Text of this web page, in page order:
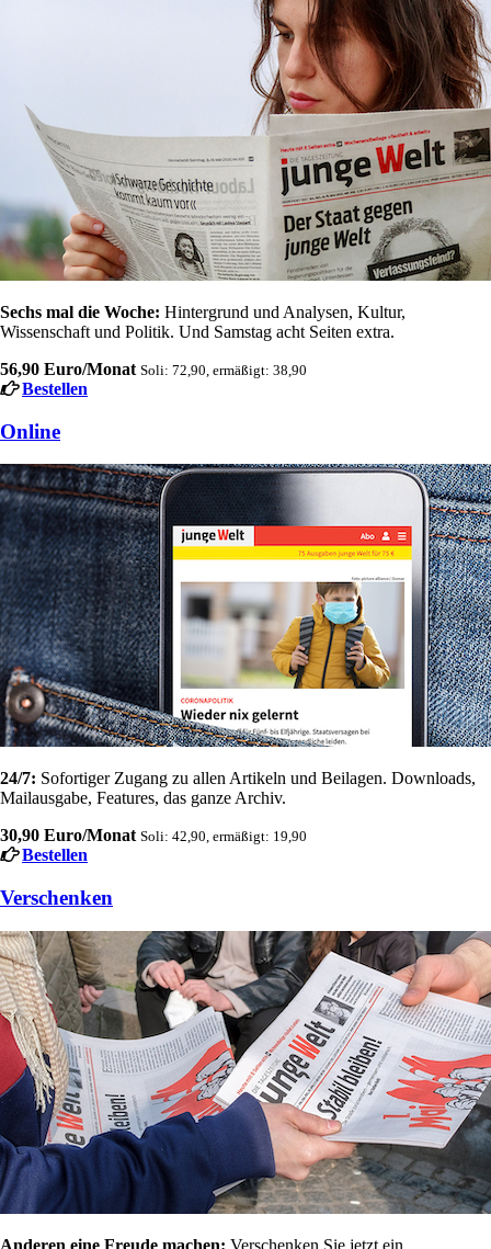
Sechs mal die Woche: Hintergrund und Analysen, Kultur,
Wissenschaft und Politik. Und Samstag acht Seiten extra.
56,90 Euro/Monat Soli: 72,90, ermäßigt: 38,90
Bestellen
Online
24/7: Sofortiger Zugang zu allen Artikeln und Beilagen. Downloads,
Mailausgabe, Features, das ganze Archiv.
30,90 Euro/Monat Soli: 42,90, ermäßigt: 19,90
Bestellen
Verschenken
Anderen eine Freude machen: Verschenken Sie jetzt ein